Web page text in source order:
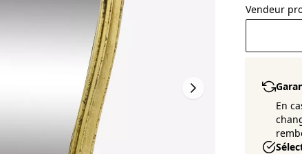
Vendeur
En